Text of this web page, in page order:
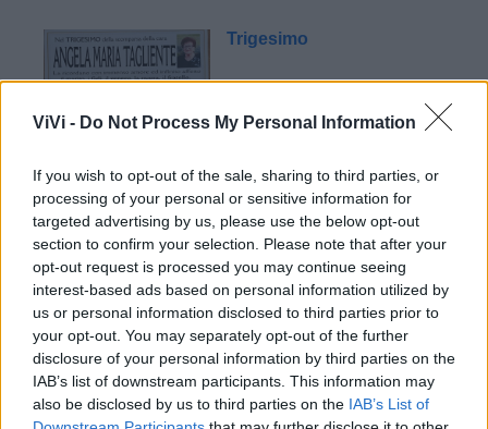
ViVi - Do Not Process My Personal Information
If you wish to opt-out of the sale, sharing to third parties, or
processing of your personal or sensitive information for
targeted advertising by us, please use the below opt-out
section to confirm your selection. Please note that after your
opt-out request is processed you may continue seeing
interest-based ads based on personal information utilized by
us or personal information disclosed to third parties prior to
your opt-out. You may separately opt-out of the further
disclosure of your personal information by third parties on the
IAB’s list of downstream participants. This information may
also be disclosed by us to third parties on the IAB’s List of
Trigesimo
Mondo CIA